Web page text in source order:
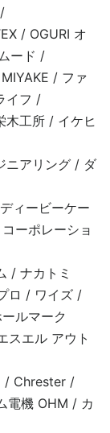
/ OGURI オ
ード /
/ ファ
イフ /
木工所 / イケヒ
ニアリング / ダ
ィービーケー
ーポレーショ
/ ナカトミ
ロ / ワイズ /
ルマーク
スエル アウト
/ Chrester /
電機 OHM / カ